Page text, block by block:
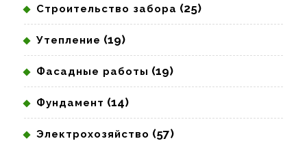
Строительство забора (25)
Утепление (19)
Фасадные работы (19)
Фундамент (14)
Электрохозяйство (57)